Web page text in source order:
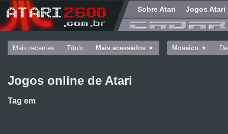
Sobre Atari Jogos Atari
Mais recentes Título Mais acessados Mosaico
Jogos online de Atari
Tag em